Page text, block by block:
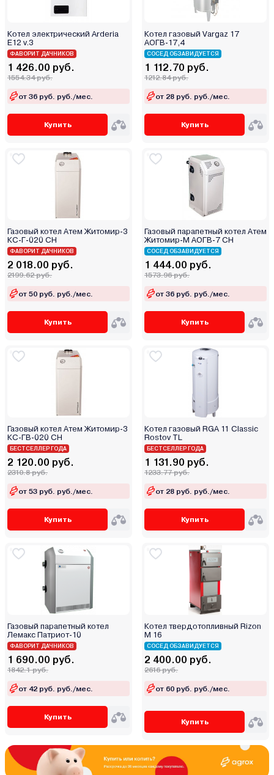
Котел электрический Arderia
E12 v.3
ФАВОРИТ ДАЧНИКОВ
1 426.00 руб.
1554.34 руб.
от 36 руб. руб./мес.
Купить
Котел газовый Vargaz 17
АОГВ-17,4
СОСЕД ОБЗАВИДУЕТСЯ
1 112.70 руб.
1212.84 руб.
от 28 руб. руб./мес.
Купить
Газовый котел Атем Житомир-3
КС-Г-020 СН
ФАВОРИТ ДАЧНИКОВ
2 018.00 руб.
2199.62 руб.
от 50 руб. руб./мес.
Купить
Газовый парапетный котел Атем
Житомир-М АОГВ-7 СН
СОСЕД ОБЗАВИДУЕТСЯ
1 444.00 руб.
1573.96 руб.
от 36 руб. руб./мес.
Купить
Газовый котел Атем Житомир-3
КС-ГВ-020 СН
БЕСТСЕЛЛЕР ГОДА
2 120.00 руб.
2310.8 руб.
от 53 руб. руб./мес.
Купить
Котел газовый RGA 11 Сlassic
Rostov TL
БЕСТСЕЛЛЕР ГОДА
1 131.90 руб.
1233.77 руб.
от 28 руб. руб./мес.
Купить
Газовый парапетный котел
Лемакс Патриот-10
ФАВОРИТ ДАЧНИКОВ
1 690.00 руб.
1842.1 руб.
от 42 руб. руб./мес.
Купить
Котел твердотопливный Rizon
M 16
СОСЕД ОБЗАВИДУЕТСЯ
2 400.00 руб.
2616 руб.
от 60 руб. руб./мес.
Купить